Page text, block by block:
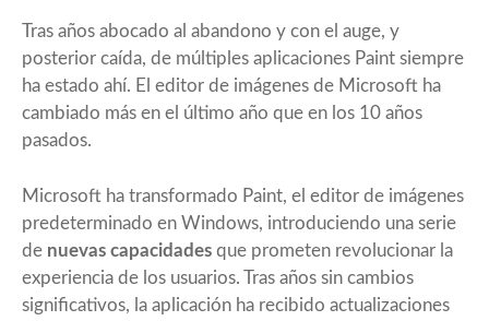
Tras años abocado al abandono y con el auge, y
posterior caída, de múltiples aplicaciones Paint siempre
ha estado ahí. El editor de imágenes de Microsoft ha
cambiado más en el último año que en los 10 años
pasados.
Microsoft ha transformado Paint, el editor de imágenes
predeterminado en Windows, introduciendo una serie
de nuevas capacidades que prometen revolucionar la
experiencia de los usuarios. Tras años sin cambios
significativos, la aplicación ha recibido actualizaciones